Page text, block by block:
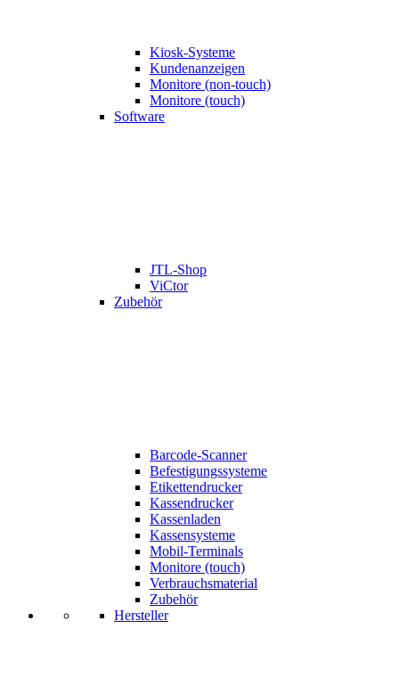
Kiosk-Systeme
Kundenanzeigen
Monitore (non-touch)
Monitore (touch)
Software
JTL-Shop
ViCtor
Zubehör
Barcode-Scanner
Befestigungssysteme
Etikettendrucker
Kassendrucker
Kassenladen
Kassensysteme
Mobil-Terminals
Monitore (touch)
Verbrauchsmaterial
Zubehör
Hersteller